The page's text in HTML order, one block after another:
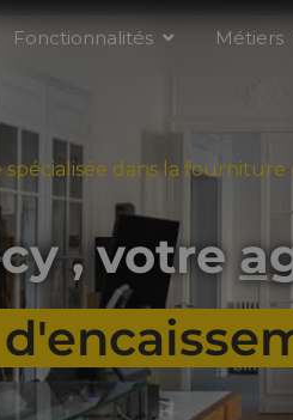
Fonctionnalités Métiers
spécialisée dans la
, votre